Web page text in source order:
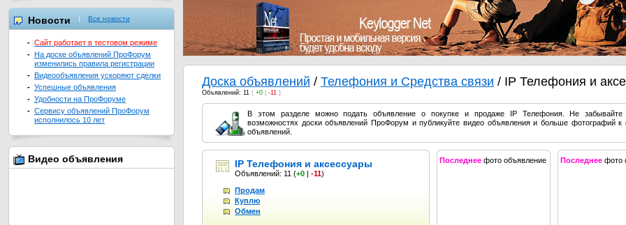
Доска объявлений / Телефония и Средства связи / IP Телефония и
Объявлений: 11 ( +0 -11 )
В этом разделе можно подать объявление о покупке и продаже IP Телефония. Не
возможностях доски объявлений ПроФорум и публикуйте видео объявления и больше фотографий к
объявлений.
IP Телефония и аксессуары
Объявлений: 11 (+0 | -11)
Продам
Куплю
Обмен
Последнее фото объявление Последнее фото
Новости Все новости
- Сайт работает в тестовом режиме
- На доске объявлений ПроФорум
изменились правила регистрации
- Видеообъявления ускоряют сделки
- Успешные объявления
- Удобности на ПроФоруме
- Сервису объявлений ПроФорум
исполнилось 10 лет
Видео объявления